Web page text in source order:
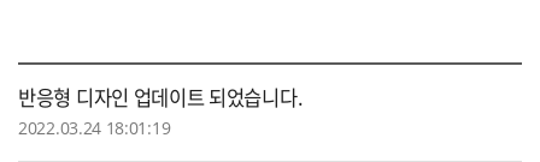
반응형 디자인 업데이트 되었습니다.
2022.03.24 18:01:19